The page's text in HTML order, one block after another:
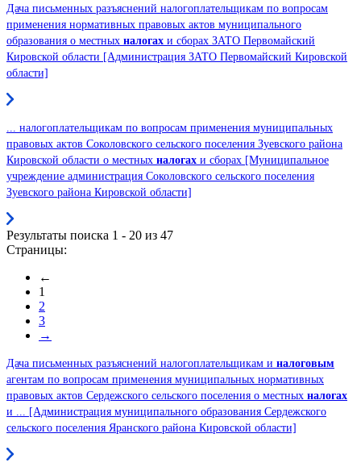
Дача письменных разъяснений налогоплательщикам по вопросам
применения нормативных правовых актов муниципального
образования о местных налогах и сборах ЗАТО Первомайский
Кировской области [Администрация ЗАТО Первомайский Кировской
области]
... налогоплательщикам по вопросам применения муниципальных
правовых актов Соколовского сельского поселения Зуевского района
Кировской области о местных налогах и сборах [Муниципальное
учреждение администрация Соколовского сельского поселения
Зуевского района Кировской области]
Результаты поиска 1 - 20 из 47
Страницы:
←
1
2
3
→
Дача письменных разъяснений налогоплательщикам и налоговым
агентам по вопросам применения муниципальных нормативных
правовых актов Сердежского сельского поселения о местных налогах
и ... [Администрация муниципального образования Сердежского
сельского поселения Яранского района Кировской области]